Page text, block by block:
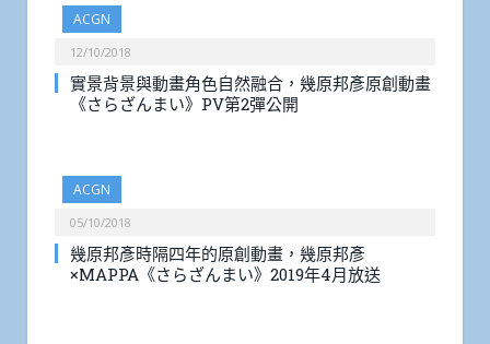
ACGN
12/10/2018
實景背景與動畫角色自然融合，幾原邦彥原創動畫
《さらざんまい》PV第2彈公開
ACGN
05/10/2018
幾原邦彥時隔四年的原創動畫，幾原邦彥
×MAPPA《さらざんまい》2019年4月放送